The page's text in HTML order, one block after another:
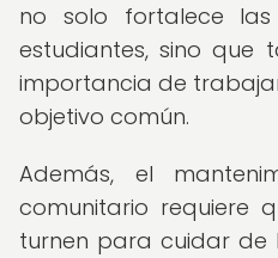
no solo fortalece
estudiantes, sino que
importancia de
objetivo común.
Además, el
comunitario requiere
turnen para cuidar de